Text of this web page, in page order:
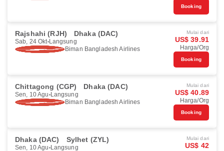
Booking
Rajshahi (RJH) Dhaka (DAC)
Sab, 24 Okt Langsung
Biman Bangladesh Airlines
Mulai dari
US$ 39.91
Harga/Org
Booking
Chittagong (CGP) Dhaka (DAC)
Sen, 10 Agu Langsung
Biman Bangladesh Airlines
Mulai dari
US$ 40.89
Harga/Org
Booking
Dhaka (DAC) Sylhet (ZYL)
Sen, 10 Agu Langsung
Mulai dari
US$ 42